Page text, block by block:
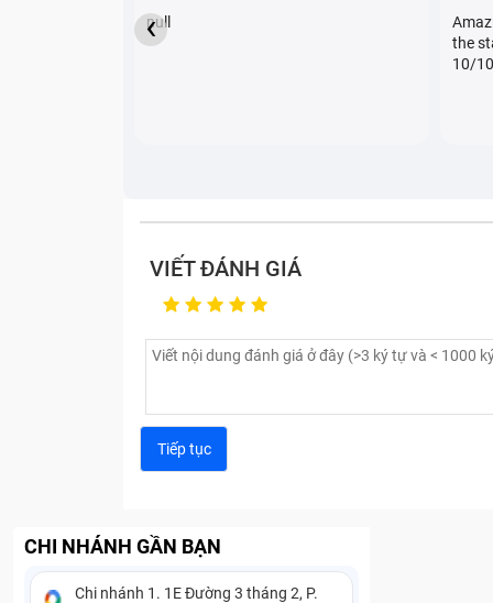
Cam kết không ép giá khách
TpHCM và thu mua điện thoại Blackberry
Liên hệ Hotline: 18001236
Mọi chi tiết xin liên hệ: 1800 1236
null
the
10/10
‹
VIẾT ĐÁNH GIÁ
CHI NHÁNH GẦN BẠN
Chi nhánh 1. 1E Đường 3 tháng 2, P.